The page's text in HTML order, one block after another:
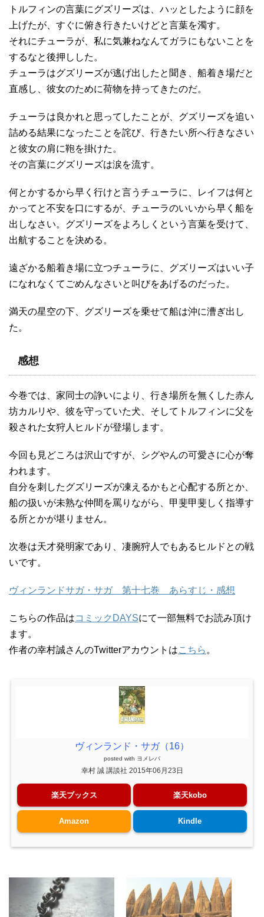
トルフィンの言葉にグズリーズは、ハッとしたように顔を
上げたが、すぐに俯き行きたいけどと言葉を濁す。
それにチューラが、私に気兼ねなんてガラにもないことを
するなと後押しした。
チューラはグズリーズが逃げ出したと聞き、船着き場だと
直感し、彼女のために荷物を持ってきたのだ。
チューラは良かれと思ってしたことが、グズリーズを追い
詰める結果になったことを詫び、行きたい所へ行きなさい
と彼女の肩に鞄を掛けた。
その言葉にグズリーズは涙を流す。
何とかするから早く行けと言うチューラに、レイフは何と
かってと不安を口にするが、チューラのいいから早く船を
出しなさい。グズリーズをよろしくという言葉を受けて、
出航することを決める。
遠ざかる船着き場に立つチューラに、グズリーズはいい子
になれなくてごめんなさいと叫びをあげるのだった。
満天の星空の下、グズリーズを乗せて船は沖に漕ぎ出し
た。
感想
今巻では、家同士の諍いにより、行き場所を無くした赤ん
坊カルリや、彼を守っていた犬、そしてトルフィンに父を
殺された女狩人ヒルドが登場します。
今回も見どころは沢山ですが、シグやんの可愛さに心が奪
われます。
自分を刺したグズリーズが凍えるかもと心配する所とか、
船の扱いが未熟な仲間を罵りながら、甲斐甲斐しく指導す
る所とかが堪りません。
次巻は天才発明家であり、凄腕狩人でもあるヒルドとの戦
いです。
ヴィンランドサガ・サガ 第十七巻 あらすじ・感想
こちらの作品はコミックDAYSにて一部無料でお読み頂け
ます。
作者の幸村誠さんのTwitterアカウントはこちら 。
ヴィンランド・サガ（16）
posted with ヨメレバ
幸村 誠 講談社 2015年06月23日
楽天ブックス 楽天kobo
Amazon Kindle